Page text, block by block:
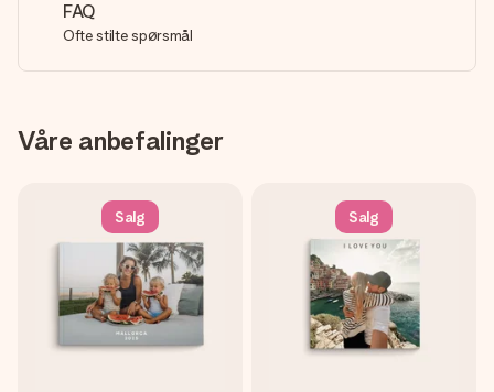
FAQ
Ofte stilte spørsmål
Våre anbefalinger
Salg Salg